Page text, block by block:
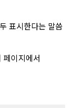
표시한다는 말씀
이지에서